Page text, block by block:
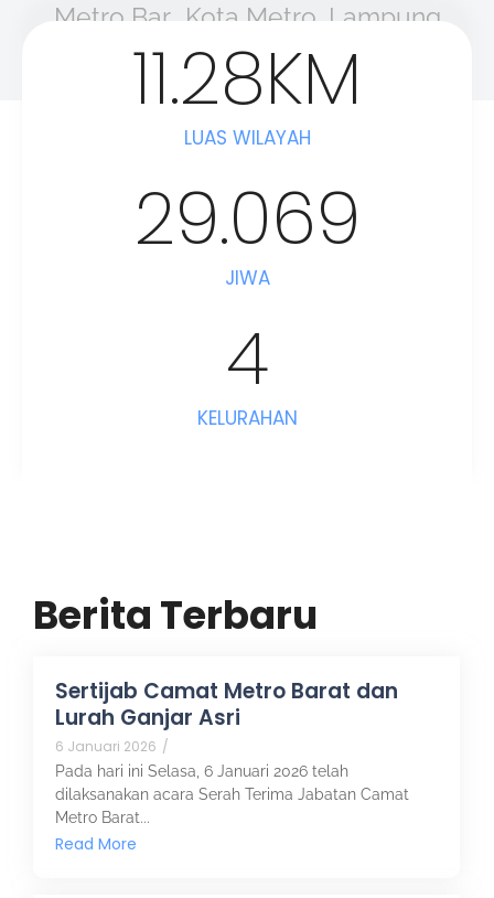
Metro Bar., Kota Metro, Lampung
34121
LUAS WILAYAH
11.28KM
JIWA
29.069
KELURAHAN
4
Berita Terbaru
Sertijab Camat Metro Barat dan
Lurah Ganjar Asri
6 Januari 2026 /
Pada hari ini Selasa, 6 Januari 2026 telah
dilaksanakan acara Serah Terima Jabatan Camat
Metro Barat...
Read More